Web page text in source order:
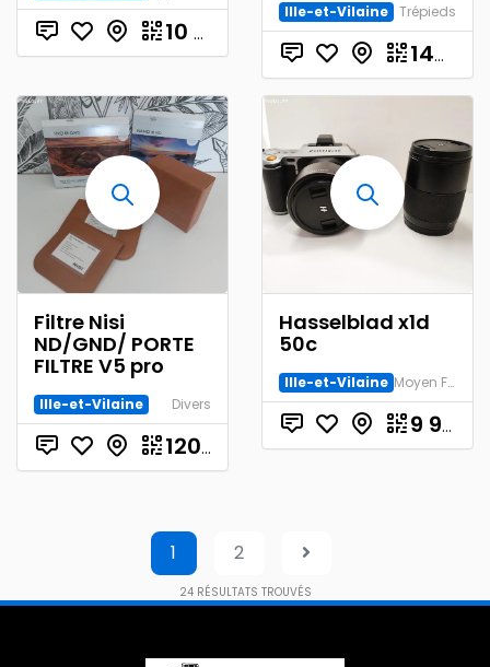
10
Ille-et-Vilaine Trépieds
145.00
Filtre Nisi
ND/GND/ PORTE
FILTRE V5 pro
Ille-et-Vilaine Divers
120.00
Hasselblad x1d
50c
Ille-et-Vilaine Moyen Format
9 990.00
1 2
24RÉSULTATS TROUVÉS